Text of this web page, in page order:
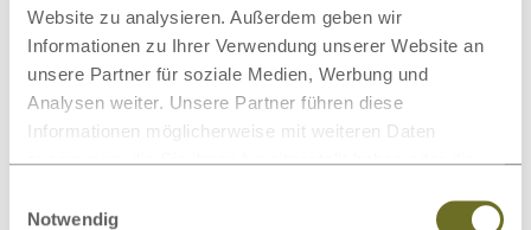
Website zu analysieren. Außerdem geben wir
Informationen zu Ihrer Verwendung unserer Website an
unsere Partner für soziale Medien, Werbung und
Analysen weiter. Unsere Partner führen diese
Informationen möglicherweise mit weiteren Daten
zusammen, die Sie ihnen bereitgestellt haben oder die
haben.
Notwendig
Sie setzen auf natürliche Materialien? Wir auch! LaModula
verwendet ausschließlich ausgewählte Naturmaterialien
und zertifizierte Rohstoffe
für die Produkte.
Die folgenden natürlichen Materialien sind besonders für
Allergiker geeignet: Baumwolle, TENCEL™ Faser und